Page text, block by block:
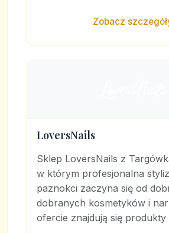
Zobacz
LoversNails
Sklep LoversNails z
w którym profesjonalna
paznokci zaczyna się od
dobranych kosmetyków i
ofercie znajdują się produkty